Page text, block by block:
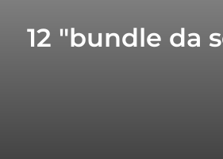
12 "bundle da